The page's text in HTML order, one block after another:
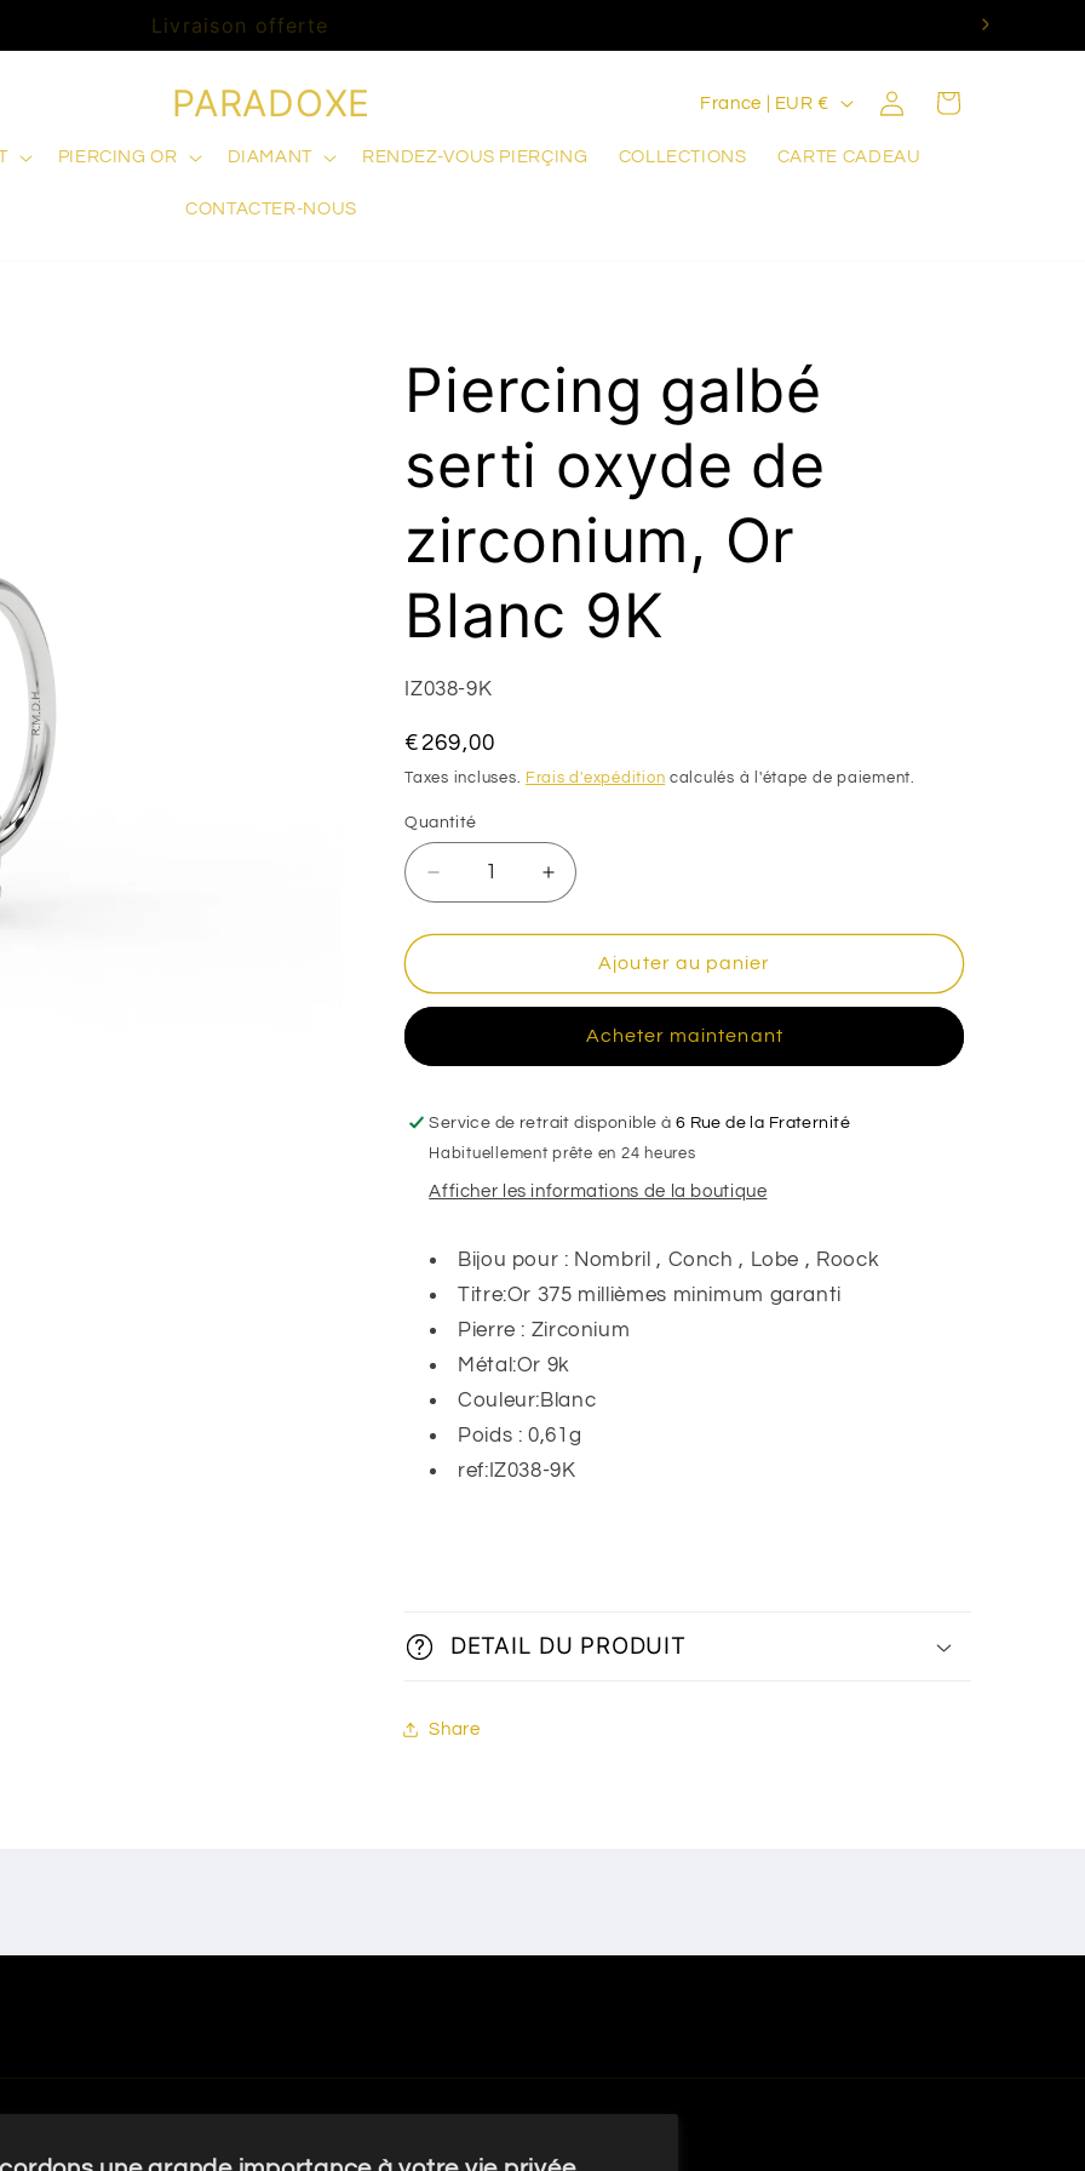
Livraison offerte
PARADOXE
PIERCING OR DIAMANT RENDEZ-VOUS PIERÇING COLLECTIONS CARTE CADEAU
CONTACTER-NOUS
P
a
é
g
i
n
France | EUR € ConnexionPanier
Piercing galbé
serti oxyde de
zirconium, Or
Blanc 9K
SKU:
IZ038-9K
Prix
habituel
€269,00
Taxes incluses. Frais d'expédition calculés à l'étape de paiement.
Quantité
Réduire
la
quantité
Piercing
oxyde
zirconium,
Or
9K
Augmenter
la
quantité
Piercing
serti
oxyde
zirconium,
Or
9K
Ajouter au panier
Acheter maintenant
Service de retrait disponible à 6 Rue de la Fraternité
Habituellement prête en 24 heures
Afficher les informations de la boutique
Bijou pour : Nombril , Conch , Lobe , Roock
Titre:Or 375 millièmes minimum garanti
Pierre : Zirconium
Métal:Or 9k
Couleur:Blanc
Poids :0,61g
ref:IZ038-9K
DETAIL DU PRODUIT
Share